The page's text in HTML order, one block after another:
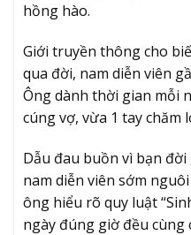
hồng hào.
Giới truyền thông cho
qua đời, nam diễn viên
Ông dành thời gian mỗi
cúng vợ, vừa 1 tay chăm
Dẫu đau buồn vì bạn
nam diễn viên sớm
ông hiểu rõ quy luật
ngày đúng giờ đều cùng